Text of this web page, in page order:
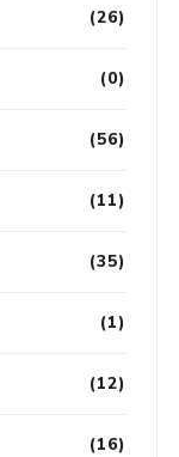
(26)
(0)
(56)
(11)
(35)
(1)
(12)
(16)